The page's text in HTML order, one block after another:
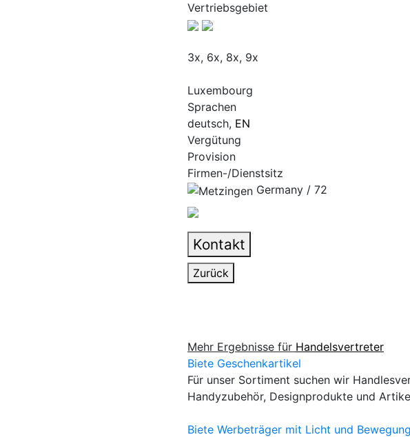
Vertriebsgebiet
3x, 6x, 8x, 9x
Luxembourg
Sprachen
deutsch, EN
Vergütung
Provision
Firmen-/Dienstsitz
Germany / 72
Kontakt
Zurück
Mehr Ergebnisse für Handelsvertreter
Biete Geschenkartikel
Für unser Sortiment suchen wir
Handyzubehör, Designprodukte und
Biete Werbeträger mit Licht und Bewegung